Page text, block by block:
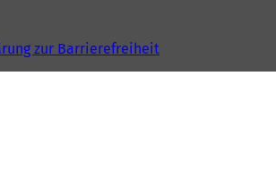
zur Barrierefreiheit